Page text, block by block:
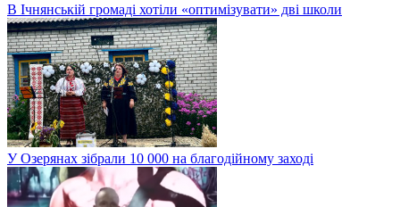
В Ічнянській громаді хотіли «оптимізувати» дві школи
У Озерянах зібрали 10 000 на благодійному заході